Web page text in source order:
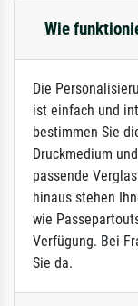
Wie
Die
ist einfach und
bestimmen Sie
Druckmedium
passende
hinaus stehen
wie
Verfügung. Bei
Sie da.